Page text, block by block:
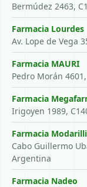
Bermúdez 2463,
Farmacia Lourdes
Av. Lope de Vega
Farmacia MAURI
Pedro Morán
Farmacia
Irigoyen 1989,
Farmacia Modarilli
Cabo Guillermo
Argentina
Farmacia Nadeo